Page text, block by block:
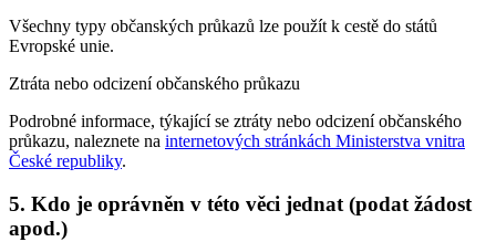
Všechny typy občanských průkazů lze použít k cestě do států
Evropské unie.
Ztráta nebo odcizení občanského průkazu
Podrobné informace, týkající se ztráty nebo odcizení občanského
průkazu, naleznete na internetových stránkách Ministerstva vnitra
České republiky.
5. Kdo je oprávněn v této věci jednat (podat žádost
apod.)